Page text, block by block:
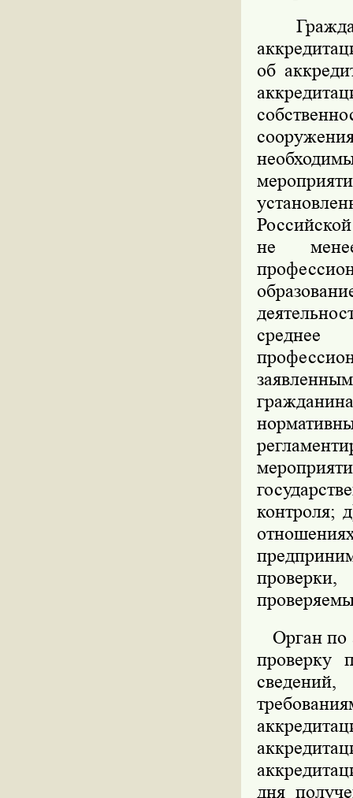
об
не
контроля;
Орган по
проверку
дня